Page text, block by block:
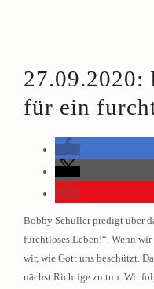
27.09.2020:
für ein
Bobby Schuller predigt über
furchtloses Leben!“. Wenn
wir, wie Gott uns beschützt.
nächst Richtige zu tun. Wir